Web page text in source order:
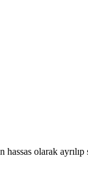
olarak ayrılıp